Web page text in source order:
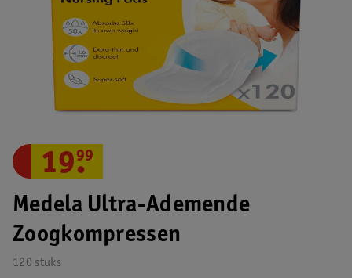
Medela Ultra-Ademende
Zoogkompressen
120 stuks
19.
99